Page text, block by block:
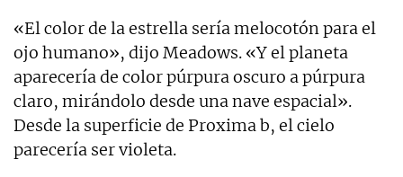
«El color de la estrella sería melocotón para el
ojo humano», dijo Meadows. «Y el planeta
aparecería de color púrpura oscuro a púrpura
claro, mirándolo desde una nave espacial».
Desde la superficie de Proxima b, el cielo
parecería ser violeta.